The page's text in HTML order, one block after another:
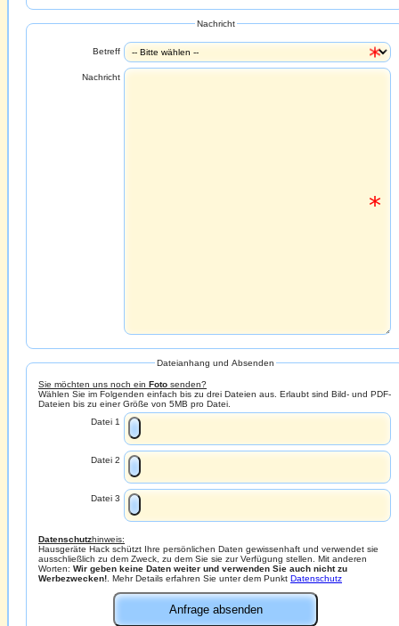
Nachricht
Betreff
Nachricht
Dateianhang und Absenden
Sie möchten uns noch ein Foto senden?
Wählen Sie im Folgenden einfach bis zu drei Dateien aus. Erlaubt sind Bild- und PDF-
Dateien bis zu einer Größe von 5MB pro Datei.
Datei 1
Datei 2
Datei 3
Datenschutzhinweis:
Hausgeräte Hack schützt Ihre persönlichen Daten gewissenhaft und verwendet sie
ausschließlich zu dem Zweck, zu dem Sie sie zur Verfügung stellen. Mit anderen
Worten: Wir geben keine Daten weiter und verwenden Sie auch nicht zu
Werbezwecken!. Mehr Details erfahren Sie unter dem Punkt Datenschutz